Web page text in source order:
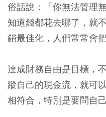
俗話說：「你無法管理
知道錢都花去哪了，就
銷最佳化，人們常常會
達成財務自由是目標，
蹤自己的現金流，就可
相符合，特別是要問自